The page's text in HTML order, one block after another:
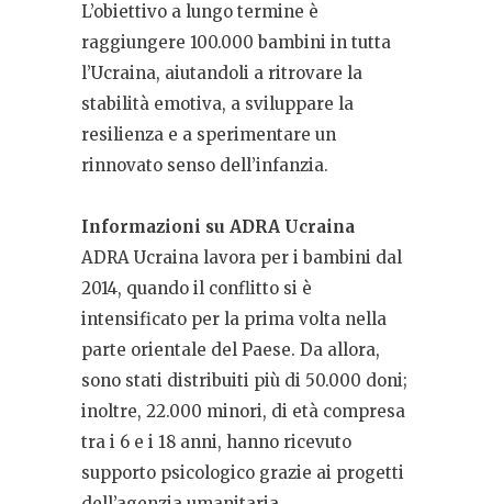
L’obiettivo a lungo termine è
raggiungere 100.000 bambini in tutta
l’Ucraina, aiutandoli a ritrovare la
stabilità emotiva, a sviluppare la
resilienza e a sperimentare un
rinnovato senso dell’infanzia.
Informazioni su ADRA Ucraina
ADRA Ucraina lavora per i bambini dal
2014, quando il conflitto si è
intensificato per la prima volta nella
parte orientale del Paese. Da allora,
sono stati distribuiti più di 50.000 doni;
inoltre, 22.000 minori, di età compresa
tra i 6 e i 18 anni, hanno ricevuto
supporto psicologico grazie ai progetti